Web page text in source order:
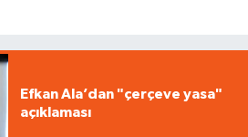
Efkan Ala’dan "çerçeve yasa"
açıklaması